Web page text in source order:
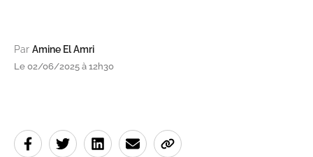
Par Amine El Amri
Le 02/06/2025 à 12h30